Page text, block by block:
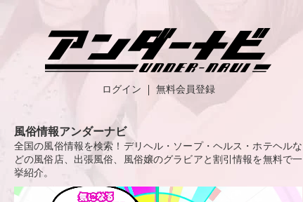
ログイン 無料会員登録
風俗情報アンダーナビ
全国の風俗情報を検索！デリヘル・ソープ・ヘルス・ホテヘルな
どの風俗店、出張風俗、風俗嬢のグラビアと割引情報を無料で一
挙紹介。